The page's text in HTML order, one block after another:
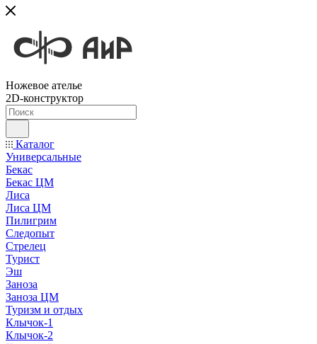
Ножевое ателье
2D-конструктор
Каталог
Универсальные
Бекас
Бекас ЦМ
Лиса
Лиса ЦМ
Пилигрим
Следопыт
Стрелец
Турист
Эш
Заноза
Заноза ЦМ
Туризм и отдых
Клычок-1
Клычок-2